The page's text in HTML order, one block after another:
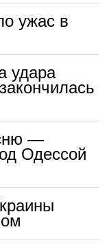
ужас в
удара
—
Одессой